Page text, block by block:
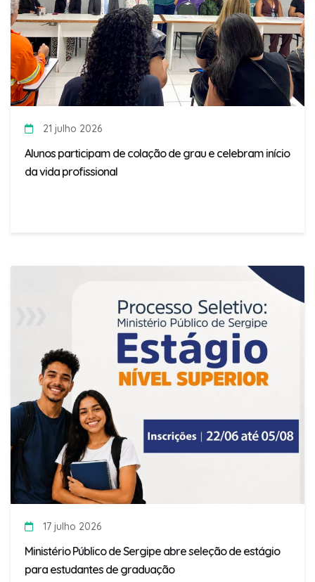
21 julho 2026
Alunos participam de colação de grau e celebram início
da vida profissional
17 julho 2026
Ministério Público de Sergipe abre seleção de estágio
para estudantes de graduação